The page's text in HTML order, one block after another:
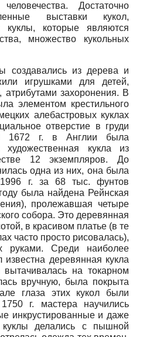
Достаточно
выставки кукол,
куклы, которые являются
множество кукольных
создавались из дерева и
игрушками для детей,
захоронения. В
элементом крестильного
алебастровых куклах
отверстие в груди
1672 г. в Англии была
художественная кукла из
12 экземпляров. До
одна из них, она была
г. за 68 тыс. фунтов
была найдена Рейнская
пролежавшая четыре
собора. Это деревянная
в красивом платье (в те
часто просто рисовалась),
руками. Среди наиболее
известна деревянная кукла
на токарном
вручную, была покрыта
глаза этих кукол были
г. мастера научились
инкрустированные и даже
куклы делались с пышной